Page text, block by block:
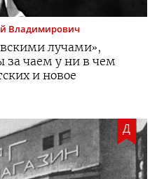
Владимирович
лучами»,
за чаем у ни в чем
и новое
Д